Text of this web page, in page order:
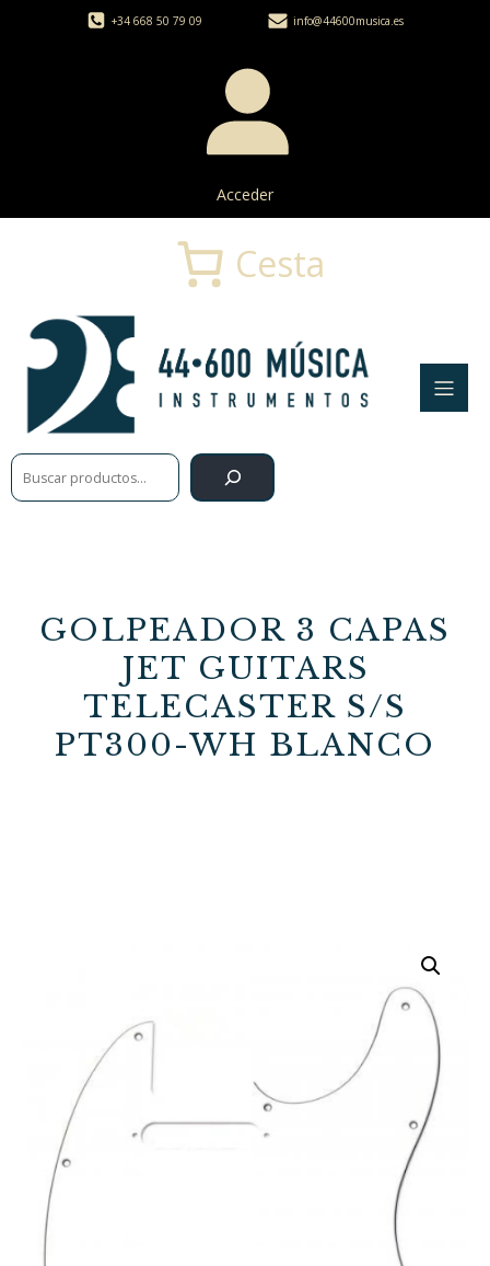
+34 668 50 79 09 info@44600musica.es
Acceder
Buscar
Cesta
GOLPEADOR 3 CAPAS
JET GUITARS
TELECASTER S/S
PT300-WH BLANCO